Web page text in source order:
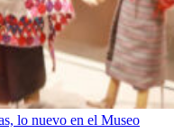
lo nuevo en el Museo